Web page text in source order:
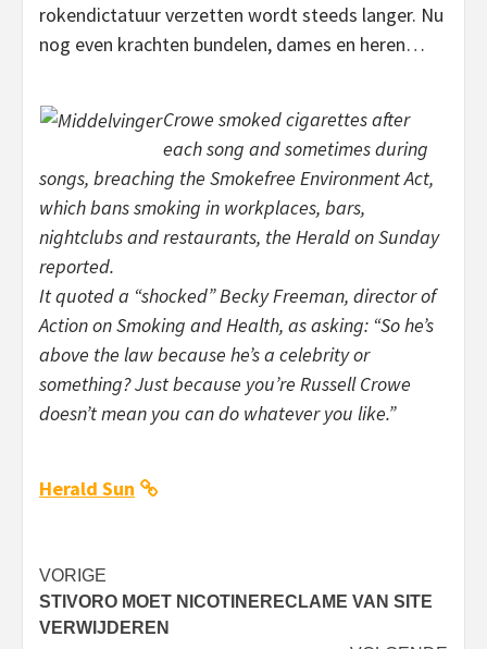
rokendictatuur verzetten wordt steeds langer. Nu
nog even krachten bundelen, dames en heren…
Crowe smoked cigarettes after
each song and sometimes during
songs, breaching the Smokefree Environment Act,
which bans smoking in workplaces, bars,
nightclubs and restaurants, the Herald on Sunday
reported.
It quoted a “shocked” Becky Freeman, director of
Action on Smoking and Health, as asking: “So he’s
above the law because he’s a celebrity or
something? Just because you’re Russell Crowe
doesn’t mean you can do whatever you like.”
Herald Sun
Bericht
navigatie
VORIGE
STIVORO MOET NICOTINERECLAME VAN SITE
VERWIJDEREN